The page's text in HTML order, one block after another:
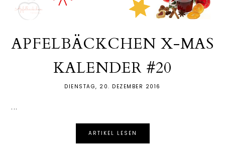
APFELBÄCKCHEN X-MAS
KALENDER #20
DIENSTAG, 20. DEZEMBER 2016
...
ARTIKEL LESEN